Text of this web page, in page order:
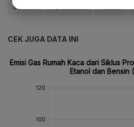
#etanol #Bioetanol #Bahlil
CEK JUGA DATA INI